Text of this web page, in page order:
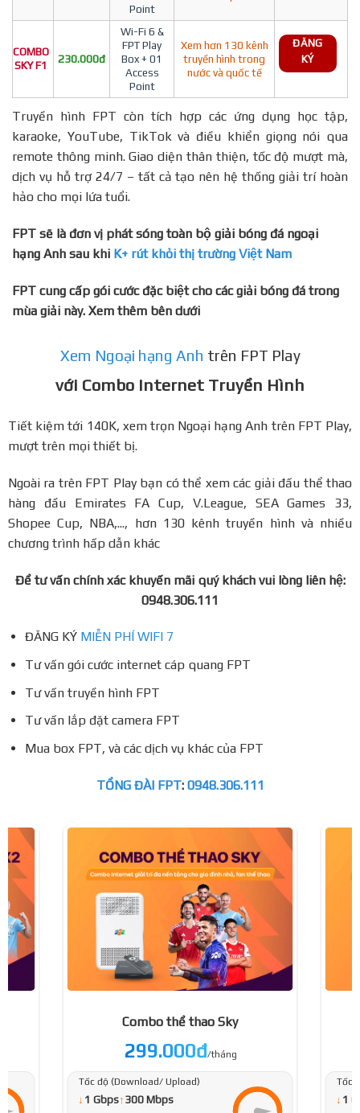
Point
COMBO
SKY F1
230.000đ
Wi-Fi 6 &
FPT Play
Box + 01
Access
Point
Xem hơn 130 kênh
truyền hình trong
nước và quốc tế
ĐĂNG
KÝ
Truyền hình FPT còn tích hợp các ứng dụng học tập,
karaoke, YouTube, TikTok và điều khiển giọng nói qua
remote thông minh. Giao diện thân thiện, tốc độ mượt mà,
dịch vụ hỗ trợ 24/7 – tất cả tạo nên hệ thống giải trí hoàn
hảo cho mọi lứa tuổi.
FPT sẽ là đơn vị phát sóng toàn bộ giải bóng đá ngoại
hạng Anh sau khi K+ rút khỏi thị trường Việt Nam
FPT cung cấp gói cước đặc biệt cho các giải bóng đá trong
mùa giải này. Xem thêm bên dưới
Xem Ngoại hạng Anh trên FPT Play
với Combo Internet Truyền Hình
Tiết kiệm tới 140K, xem trọn Ngoại hạng Anh trên FPT Play,
mượt trên mọi thiết bị.
Ngoài ra trên FPT Play bạn có thể xem các giải đấu thể thao
hàng đầu Emirates FA Cup, V.League, SEA Games 33,
Shopee Cup, NBA,..., hơn 130 kênh truyền hình và nhiều
chương trình hấp dẫn khác
Để tư vấn chính xác khuyến mãi quý khách vui lòng liên hệ:
0948.306.111
ĐĂNG KÝ MIỄN PHÍ WIFI 7
Tư vấn gói cước internet cáp quang FPT
Tư vấn truyền hình FPT
Tư vấn lắp đặt camera FPT
Mua box FPT, và các dịch vụ khác của FPT
TỔNG ĐÀI FPT: 0948.306.111
Combo thể thao Sky
299.000đ/tháng
Tốc độ (Download/ Upload)
↓ 1 Gbps↑ 300 Mbps
Tốc
↓ 1